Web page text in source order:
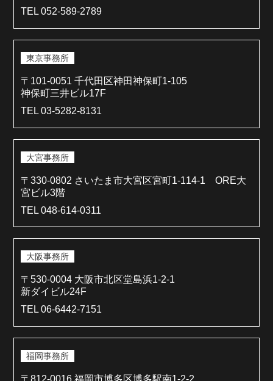
TEL 052-589-2789
東京事務所
〒101-0051 千代田区神田神保町1-105
神保町三井ビル17F
TEL 03-5282-8131
大宮事務所
〒330-0802 さいたま市大宮区宮町1-114-1 ORE大
宮ビル3階
TEL 048-614-0311
大阪事務所
〒530-0004 大阪市北区堂島浜1-2-1
新ダイビル24F
TEL 06-6442-7151
福岡事務所
〒812-0016 福岡市博多区博多駅南1-2-2